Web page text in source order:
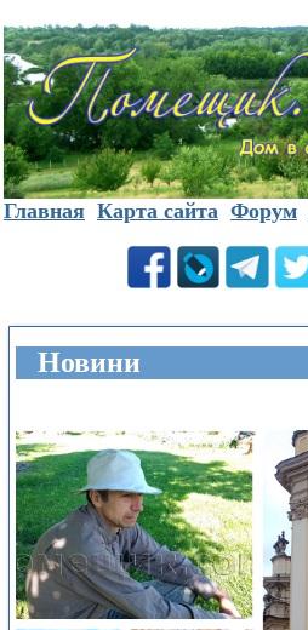
Главная Карта сайта Форум
Новини